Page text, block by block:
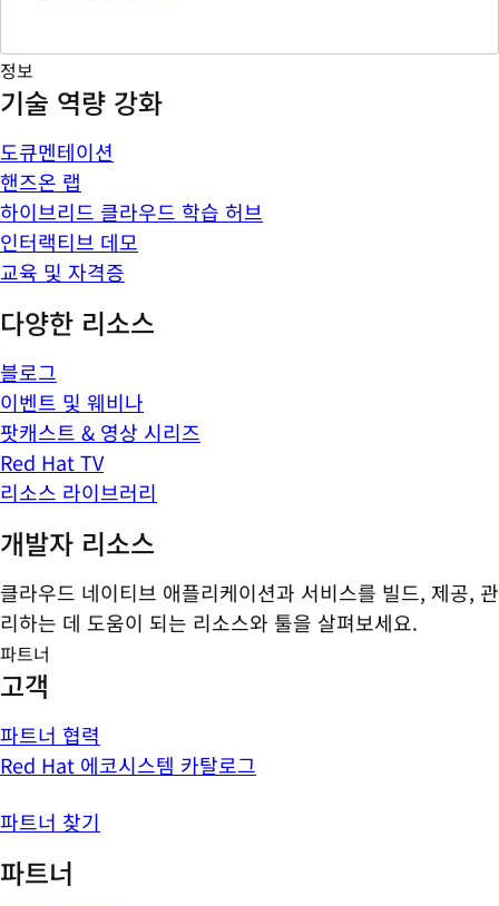
정보
기술 역량 강화
도큐멘테이션
핸즈온 랩
하이브리드 클라우드 학습 허브
인터랙티브 데모
교육 및 자격증
다양한 리소스
블로그
이벤트 및 웨비나
팟캐스트 & 영상 시리즈
Red Hat TV
리소스 라이브러리
개발자 리소스
클라우드 네이티브 애플리케이션과 서비스를 빌드, 제공, 관
리하는 데 도움이 되는 리소스와 툴을 살펴보세요.
파트너
고객
파트너 협력
Red Hat 에코시스템 카탈로그
파트너 찾기
파트너